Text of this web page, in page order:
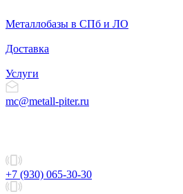
Металлобазы в СПб и ЛО
Доставка
Услуги
mc@metall-piter.ru
+7 (930) 065-30-30